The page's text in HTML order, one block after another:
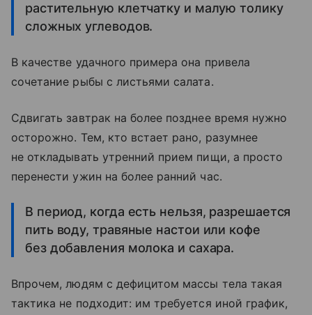
растительную клетчатку и малую толику
сложных углеводов.
В качестве удачного примера она привела
сочетание рыбы с листьями салата.
Сдвигать завтрак на более позднее время нужно
осторожно. Тем, кто встает рано, разумнее
не откладывать утренний прием пищи, а просто
перенести ужин на более ранний час.
В период, когда есть нельзя, разрешается
пить воду, травяные настои или кофе
без добавления молока и сахара.
Впрочем, людям с дефицитом массы тела такая
тактика не подходит: им требуется иной график,